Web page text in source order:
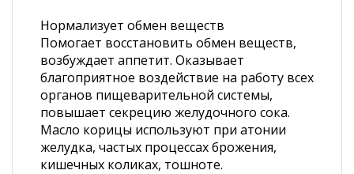
Нормализует обмен веществ
Помогает восстановить обмен веществ,
возбуждает аппетит. Оказывает
благоприятное воздействие на работу всех
органов пищеварительной системы,
повышает секрецию желудочного сока.
Масло корицы используют при атонии
желудка, частых процессах брожения,
кишечных коликах, тошноте.